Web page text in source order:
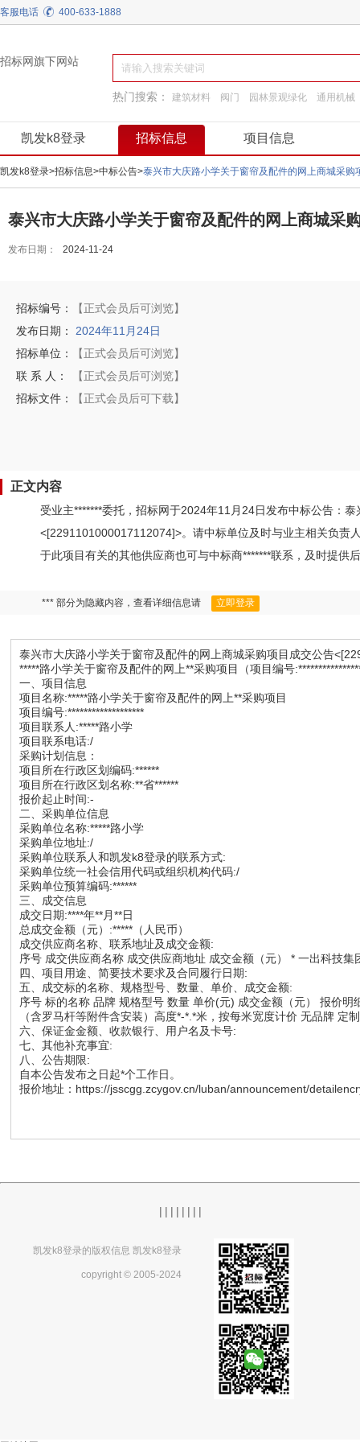
客服电话 400-633-1888
招标网旗下网站
热门搜索： 建筑材料 阀门 园林景观绿化
通用机械
凯发k8登录 招标信息 项目信息
凯发k8登录>招标信息>中标公告>泰兴市大庆路小学关于窗帘及配件的网上商城采
泰兴市大庆路小学关于窗帘及配件的网上商城采
发布日期： 2024-11-24
招标编号：
【正式会员后可浏览】
发布日期：
2024年11月24日
招标单位：
【正式会员后可浏览】
联 系 人：
【正式会员后可浏览】
招标文件：
【正式会员后可下载】
正文内容
受业主*******委托，招标网于2024年11月24日发布中标公告：
<[2291101000017112074]>。请中标单位及时与业主相关负责
于此项目有关的其他供应商也可与中标商*******联系，及时提供
*** 部分为隐藏内容，查看详细信息请 立即登录
泰兴市大庆路小学关于窗帘及配件的网上商城采购项目成交公告
*****路小学关于窗帘及配件的网上**采购项目（项目编号
一、项目信息
项目名称:*****路小学关于窗帘及配件的网上**采购项目
项目编号:*******************
项目联系人:*****路小学
项目联系电话:/
采购计划信息：
项目所在行政区划编码:******
项目所在行政区划名称:**省******
报价起止时间:-
二、采购单位信息
采购单位名称:*****路小学
采购单位地址:/
采购单位联系人和凯发k8登录的联系方式:
采购单位统一社会信用代码或组织机构代码:/
采购单位预算编码:******
三、成交信息
成交日期:****年**月**日
总成交金额（元）:*****（人民币）
成交供应商名称、联系地址及成交金额:
序号 成交供应商名称 成交供应商地址 成交金额（元） * 一出科技集
四、项目用途、简要技术要求及合同履行日期:
五、成交标的名称、规格型号、数量、单价、成交金额:
序号 标的名称 品牌 规格型号 数量 单价(元) 成交金额（元） 报价
（含罗马杆等附件含安装）高度*-*.*米，按每米宽度计价 无品牌 定
六、保证金金额、收款银行、用户名及卡号:
七、其他补充事宜:
八、公告期限:
自本公告发布之日起*个工作日。
报价地址：https://jsscgg.zcygov.cn/luban/announcement/
| | | | | | | |
凯发k8登录的版权信息 凯发k8登录
copyright © 2005-2024